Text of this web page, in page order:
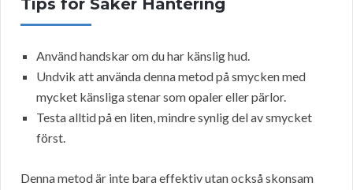
Tips för Säker Hantering
Använd handskar om du har känslig hud.
Undvik att använda denna metod på smycken med
mycket känsliga stenar som opaler eller pärlor.
Testa alltid på en liten, mindre synlig del av smycket
först.
Denna metod är inte bara effektiv utan också skonsam